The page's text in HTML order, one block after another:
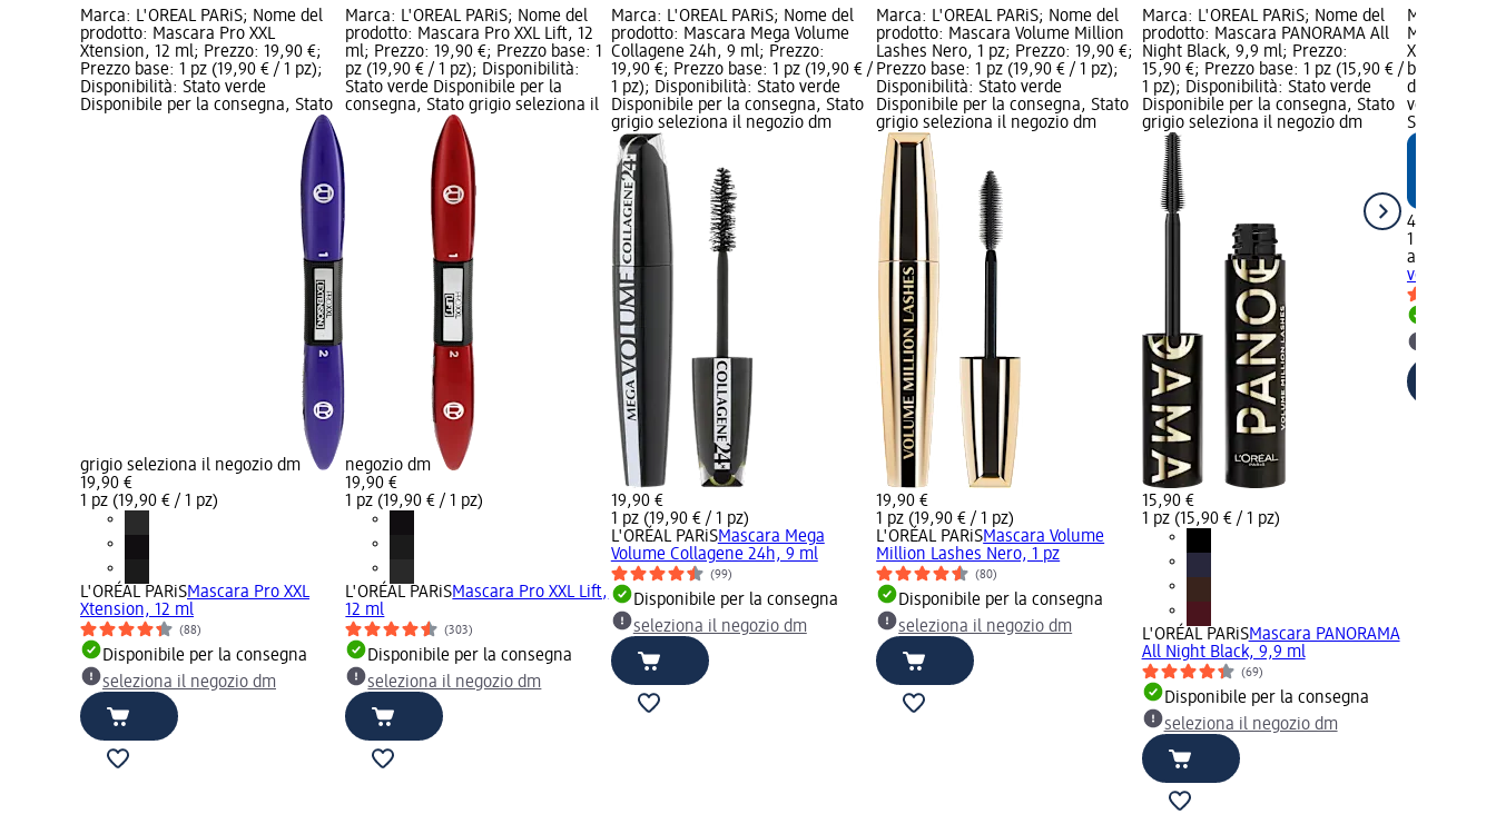
Marca: L'ORÉAL PARiS; Nome del
prodotto: Mascara Pro XXL
Xtension, 12 ml; Prezzo: 19,90 €;
Prezzo base: 1 pz (19,90 € / 1 pz);
Disponibilità: Stato verde
Disponibile per la consegna, Stato
grigio seleziona il negozio dm
19,90 €
1 pz (19,90 € / 1 pz)
L'ORÉAL PARiSMascara Pro XXL
Xtension, 12 ml
(88)
Disponibile per la consegna
seleziona il negozio dm
Marca: L'ORÉAL PARiS; Nome del
prodotto: Mascara Pro XXL Lift, 12
ml; Prezzo: 19,90 €; Prezzo base: 1
pz (19,90 € / 1 pz); Disponibilità:
Stato verde Disponibile per la
consegna, Stato grigio seleziona il
negozio dm
19,90 €
1 pz (19,90 € / 1 pz)
L'ORÉAL PARiSMascara Pro XXL Lift,
12 ml
(303)
Disponibile per la consegna
seleziona il negozio dm
Marca: L'ORÉAL PARiS; Nome del
prodotto: Mascara Mega Volume
Collagene 24h, 9 ml; Prezzo:
19,90 €; Prezzo base: 1 pz (19,90 € /
1 pz); Disponibilità: Stato verde
Disponibile per la consegna, Stato
grigio seleziona il negozio dm
19,90 €
1 pz (19,90 € / 1 pz)
L'ORÉAL PARiSMascara Mega
Volume Collagene 24h, 9 ml
(99)
Disponibile per la consegna
seleziona il negozio dm
Marca: L'ORÉAL PARiS; Nome del
prodotto: Mascara Volume Million
Lashes Nero, 1 pz; Prezzo: 19,90 €;
Prezzo base: 1 pz (19,90 € / 1 pz);
Disponibilità: Stato verde
Disponibile per la consegna, Stato
grigio seleziona il negozio dm
19,90 €
1 pz (19,90 € / 1 pz)
L'ORÉAL PARiSMascara Volume
Million Lashes Nero, 1 pz
(80)
Disponibile per la consegna
seleziona il negozio dm
Marca: L'ORÉAL PARiS; Nome del
prodotto: Mascara PANORAMA All
Night Black, 9,9 ml; Prezzo:
15,90 €; Prezzo base: 1 pz (15,90 € /
1 pz); Disponibilità: Stato verde
Disponibile per la consegna, Stato
grigio seleziona il negozio dm
15,90 €
1 pz (15,90 € / 1 pz)
L'ORÉAL PARiSMascara PANORAMA
All Night Black, 9,9 ml
(69)
Disponibile per la consegna
seleziona il negozio dm
Marca:
Mascara a
XXL, 12 ml;
base: 1 pz
dm grafica;
verde
Stato
4,99 €
1 pz (4,99 €
alverde